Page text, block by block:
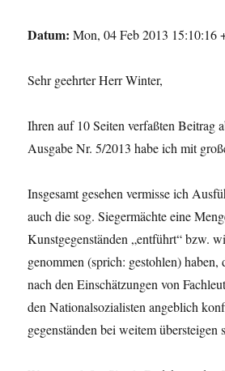
Datum: Mon, 04 Feb 2013 15:10:16
Sehr geehrter Herr Winter,
Ihren auf 10 Seiten verfaßten Beitrag
Ausgabe Nr. 5/2013 habe ich mit
Insgesamt gesehen vermisse ich
auch die sog. Siegermächte eine
Kunstgegenständen „entführt“ bzw.
genommen (sprich: gestohlen) haben,
nach den Einschät­zungen von
den Nationalsozialisten angeblich
gegenständen bei weitem übersteigen